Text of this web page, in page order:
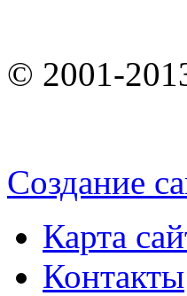
© 2001-
Cоздание
Карта
Контакты